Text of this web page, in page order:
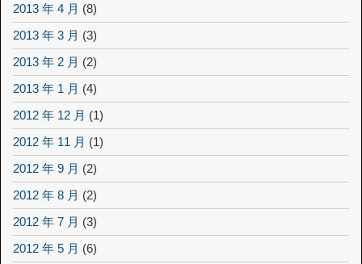
2013 年 4 月 (8)
2013 年 3 月 (3)
2013 年 2 月 (2)
2013 年 1 月 (4)
2012 年 12 月 (1)
2012 年 11 月 (1)
2012 年 9 月 (2)
2012 年 8 月 (2)
2012 年 7 月 (3)
2012 年 5 月 (6)